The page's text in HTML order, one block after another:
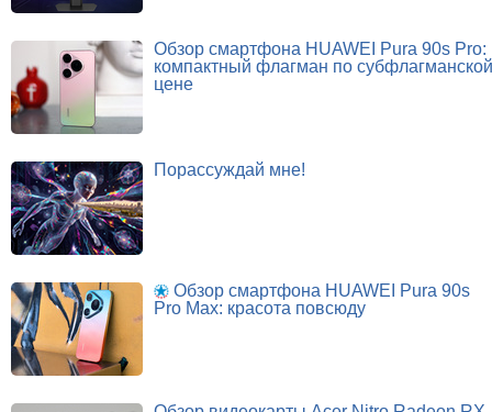
Обзор смартфона HUAWEI Pura 90s Pro:
компактный флагман по субфлагманской
цене
Порассуждай мне!
Обзор смартфона HUAWEI Pura 90s
Pro Max: красота повсюду